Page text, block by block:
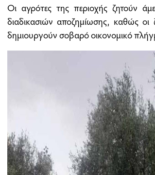
Οι αγρότες της περιοχής ζητούν
διαδικασιών αποζημίωσης, καθώς οι
δημιουργούν σοβαρό οικονομικό